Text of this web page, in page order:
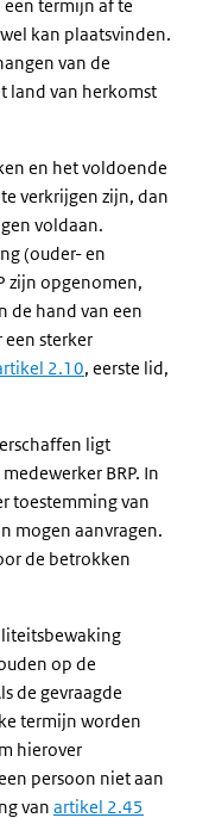
termijn af te
kan plaatsvinden.
van de
land van herkomst
en het voldoende
verkrijgen zijn, dan
voldaan.
(ouder- en
zijn opgenomen,
de hand van een
sterker
2.10, eerste lid,
ligt
BRP. In
toestemming van
mogen aanvragen.
de betrokken
op de
de gevraagde
termijn worden
hierover
persoon niet aan
van artikel 2.45